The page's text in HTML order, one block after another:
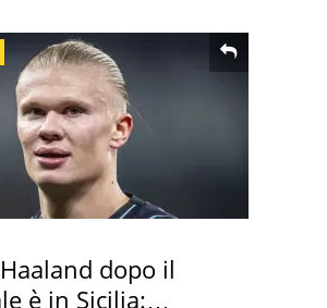
dopo il
è in Sicilia: